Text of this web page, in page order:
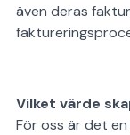
även deras
Vilket värde
För oss är det